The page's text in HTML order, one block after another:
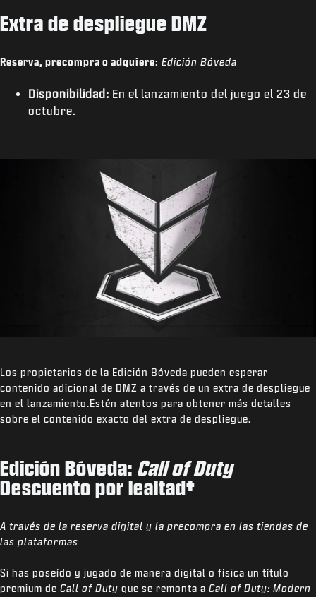
Extra de despliegue DMZ
Reserva, precompra o adquiere: Edición Bóveda
Disponibilidad: En el lanzamiento del juego el 23 de
octubre.
Los propietarios de la Edición Bóveda pueden esperar
contenido adicional de DMZ a través de un extra de despliegue
en el lanzamiento.Estén atentos para obtener más detalles
sobre el contenido exacto del extra de despliegue.
Edición Bóveda: Call of Duty
Descuento por lealtad†
A través de la reserva digital y la precompra en las tiendas de
las plataformas
Si has poseído y jugado de manera digital o física un título
premium de Call of Duty que se remonta a Call of Duty: Modern